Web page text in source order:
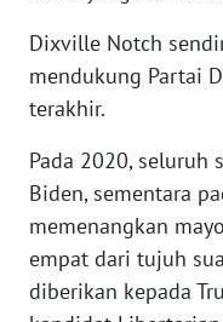
Dixville Notch
mendukung Partai
terakhir.
Pada 2020, seluruh
Biden, sementara
memenangkan
empat dari tujuh
diberikan kepada
Wahana
News
WN
WN
JAKARTA